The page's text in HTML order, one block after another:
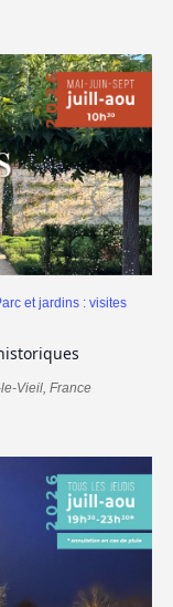
et jardins : visites
Vieil, France